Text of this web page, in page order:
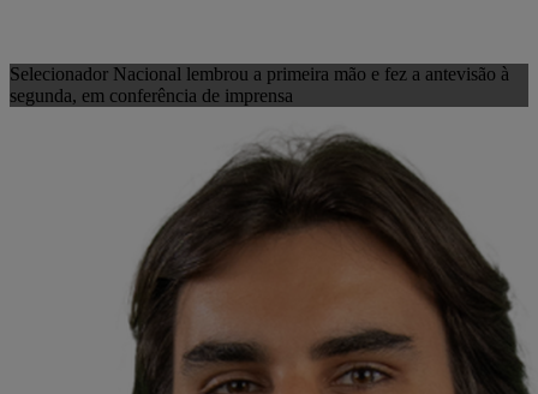
Selecionador Nacional lembrou a primeira mão e fez a antevisão à
segunda, em conferência de imprensa